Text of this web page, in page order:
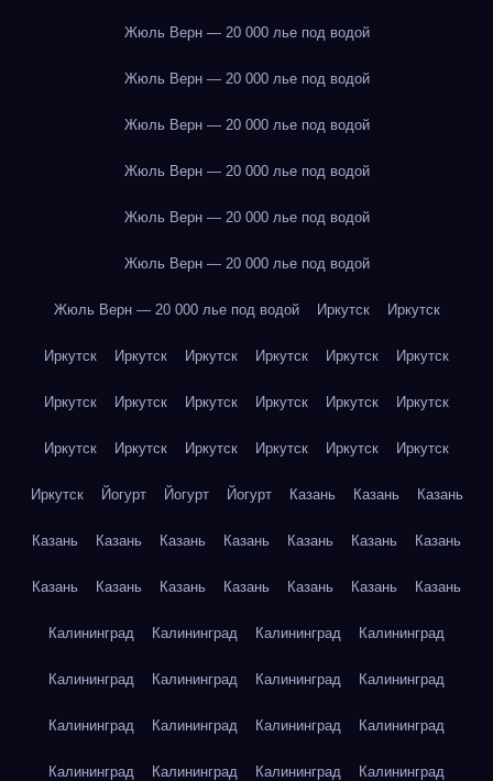
Жюль Верн — 20 000 лье под водой
Жюль Верн — 20 000 лье под водой
Жюль Верн — 20 000 лье под водой
Жюль Верн — 20 000 лье под водой
Жюль Верн — 20 000 лье под водой
Жюль Верн — 20 000 лье под водой
Жюль Верн — 20 000 лье под водой Иркутск Иркутск
Иркутск Иркутск Иркутск Иркутск Иркутск Иркутск
Иркутск Иркутск Иркутск Иркутск Иркутск Иркутск
Иркутск Иркутск Иркутск Иркутск Иркутск Иркутск
Иркутск Йогурт Йогурт Йогурт Казань Казань Казань
Казань Казань Казань Казань Казань Казань Казань
Казань Казань Казань Казань Казань Казань Казань
Калининград Калининград Калининград Калининград
Калининград Калининград Калининград Калининград
Калининград Калининград Калининград Калининград
Калининград Калининград Калининград Калининград